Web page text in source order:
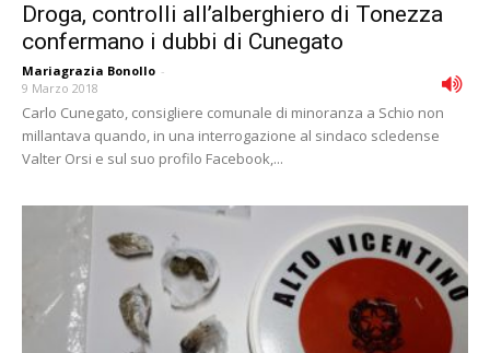
Droga, controlli all’alberghiero di Tonezza
confermano i dubbi di Cunegato
Mariagrazia Bonollo -
9 Marzo 2018
Carlo Cunegato, consigliere comunale di minoranza a Schio non
millantava quando, in una interrogazione al sindaco scledense
Valter Orsi e sul suo profilo Facebook,...